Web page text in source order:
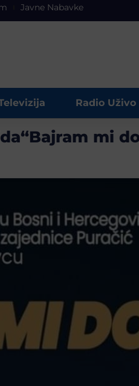
Javne Nabavke
Radio Uživo
mi